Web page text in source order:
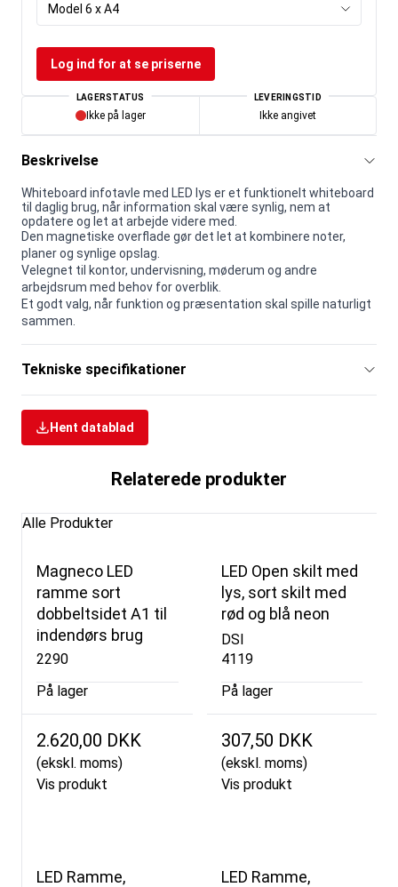
Model 6 x A4
Log ind for at se priserne
LAGERSTATUS
Ikke på lager
LEVERINGSTID
Ikke angivet
Beskrivelse
Whiteboard infotavle med LED lys er et funktionelt whiteboard
til daglig brug, når information skal være synlig, nem at
opdatere og let at arbejde videre med.
Den magnetiske overflade gør det let at kombinere noter,
planer og synlige opslag.
Velegnet til kontor, undervisning, møderum og andre
arbejdsrum med behov for overblik.
Et godt valg, når funktion og præsentation skal spille naturligt
sammen.
Tekniske specifikationer
Hent datablad
Relaterede produkter
Alle Produkter
Magneco LED
ramme sort
dobbeltsidet A1 til
indendørs brug
2290
På lager
2.620,00 DKK
(ekskl. moms)
Vis produkt
LED Open skilt med
lys, sort skilt med
rød og blå neon
DSI
4119
På lager
307,50 DKK
(ekskl. moms)
Vis produkt
LED Ramme,
LED Ramme,